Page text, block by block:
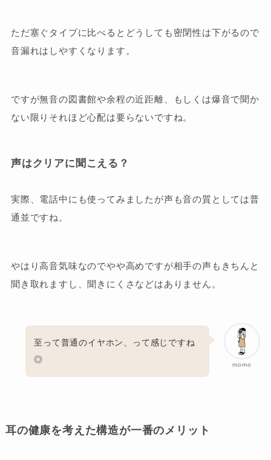
ただ塞ぐタイプに比べるとどうしても密閉性は下がるので
音漏れはしやすくなります。
ですが無音の図書館や余程の近距離、もしくは爆音で聞か
ない限りそれほど心配は要らないですね。
声はクリアに聞こえる？
実際、電話中にも使ってみましたが声も音の質としては普
通並ですね。
やはり高音気味なのでやや高めですが相手の声もきちんと
聞き取れますし、聞きにくさなどはありません。
momo
至って普通のイヤホン、って感じですね
◎
耳の健康を考えた構造が一番のメリット